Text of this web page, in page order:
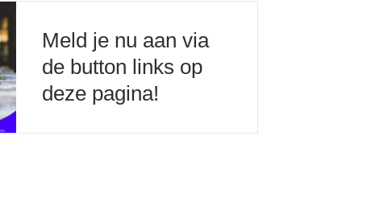
Meld je nu aan via
de button links op
deze pagina!